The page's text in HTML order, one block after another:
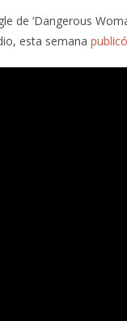
de ‘Dangerous
esta semana